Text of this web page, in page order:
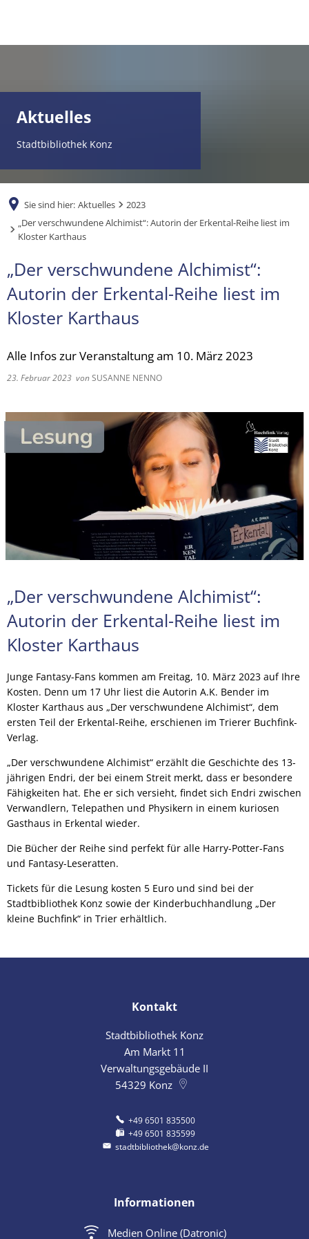
Aktuelles
Stadtbibliothek Konz
Sie sind hier: Aktuelles
2023
„Der verschwundene Alchimist“: Autorin der Erkental-Reihe liest im
Kloster Karthaus
„Der verschwundene Alchimist“:
Autorin der Erkental-Reihe liest im
Kloster Karthaus
Alle Infos zur Veranstaltung am 10. März 2023
23. Februar 2023 vonSUSANNE NENNO
„Der verschwundene Alchimist“:
Autorin der Erkental-Reihe liest im
Kloster Karthaus
Junge Fantasy-Fans kommen am Freitag, 10. März 2023 auf Ihre
Kosten. Denn um 17 Uhr liest die Autorin A.K. Bender im
Kloster Karthaus aus „Der verschwundene Alchimist“, dem
ersten Teil der Erkental-Reihe, erschienen im Trierer Buchfink-
Verlag.
„Der verschwundene Alchimist“ erzählt die Geschichte des 13-
jährigen Endri, der bei einem Streit merkt, dass er besondere
Fähigkeiten hat. Ehe er sich versieht, findet sich Endri zwischen
Verwandlern, Telepathen und Physikern in einem kuriosen
Gasthaus in Erkental wieder.
Die Bücher der Reihe sind perfekt für alle Harry-Potter-Fans
und Fantasy-Leseratten.
Tickets für die Lesung kosten 5 Euro und sind bei der
Stadtbibliothek Konz sowie der Kinderbuchhandlung „Der
kleine Buchfink“ in Trier erhältlich.
Kontakt
Stadtbibliothek Konz
Am Markt 11
Verwaltungsgebäude II
54329 Konz
+49 6501 835500
+49 6501 835599
stadtbibliothek@konz.de
Informationen
Medien Online (Datronic)